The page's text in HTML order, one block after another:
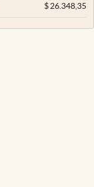
$26.348,35